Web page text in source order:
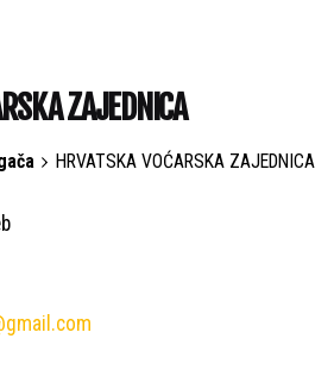
ZAJEDNICA
HRVATSKA VOĆARSKA ZAJEDNICA